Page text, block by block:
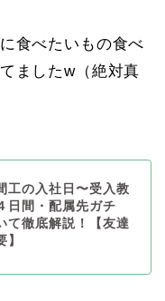
食べたいもの食べ
ましたw（絶対真
工の入社日〜受入教
日間・配属先ガチ
て徹底解説！【友達
】